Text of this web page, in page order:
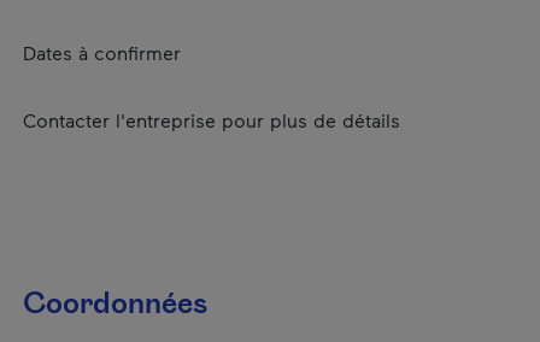
Dates à confirmer
Contacter l'entreprise pour plus de détails
Coordonnées